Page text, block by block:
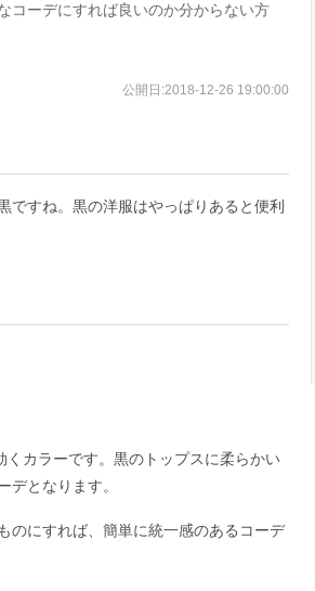
コーデにすれば良いのか分からない方
公開日:2018-12-26 19:00:00
ですね。黒の洋服はやっぱりあると便利
くカラーです。黒のトップスに柔らかい
デとなります。
のにすれば、簡単に統一感のあるコーデ